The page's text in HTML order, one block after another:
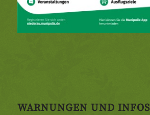
WARNUNGEN UND INFOS